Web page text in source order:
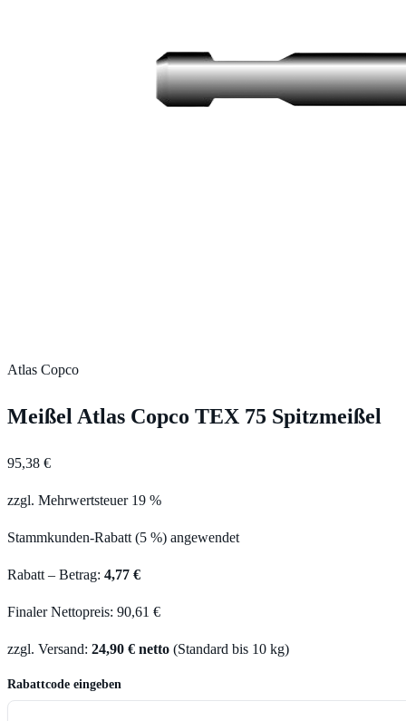
Atlas Copco
Meißel Atlas Copco TEX 75 Spitzmeißel
95,38 €
zzgl. Mehrwertsteuer 19 %
Stammkunden-Rabatt (5 %) angewendet
Rabatt – Betrag: 4,77 €
Finaler Nettopreis: 90,61 €
zzgl. Versand: 24,90 € netto (Standard bis 10 kg)
Rabattcode eingeben